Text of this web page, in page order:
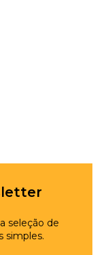
seleção de
simples.